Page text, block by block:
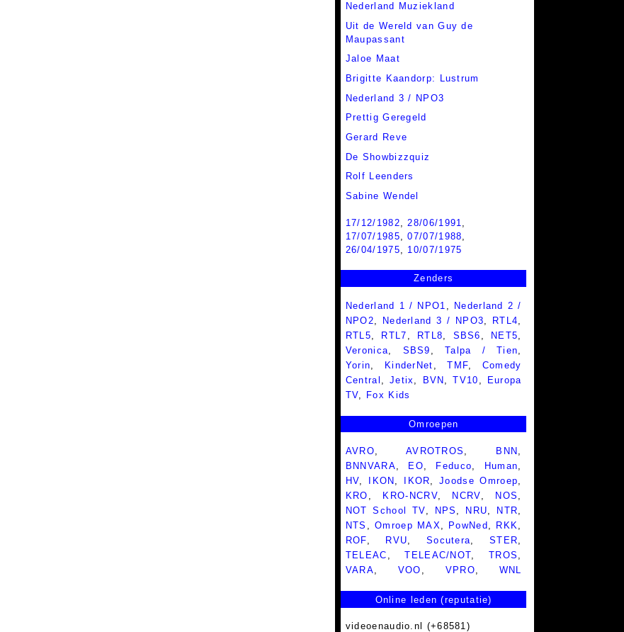
Nederland Muziekland
Uit de Wereld van Guy de
Maupassant
Jaloe Maat
Brigitte Kaandorp: Lustrum
Nederland 3 / NPO3
Prettig Geregeld
Gerard Reve
De Showbizzquiz
Rolf Leenders
Sabine Wendel
17/12/1982,28/06/1991,
17/07/1985,07/07/1988,
26/04/1975, 10/07/1975
Zenders
Nederland 1 / NPO1
Nederland 2 /
NPO2
Nederland 3 / NPO3 RTL4
RTL5
RTL7 RTL8 SBS6 NET5
Veronica
SBS9 ,Talpa / Tien
Yorin
KinderNet ,TMF
Comedy
Central
Jetix BVN ,TV10
Europa
TV
Fox Kids
Omroepen
AVRO, AVROTROS , BNN ,
BNNVARA, EO, Feduco, Human,
HV, IKON , IKOR,Joodse Omroep,
KRO , KRO-NCRV, NCRV, NOS ,
NOT School TV, NPS , NRU, NTR,
NTS ,Omroep MAX, PowNed , RKK,
ROF, RVU, Socutera,STER,
TELEAC ,TELEAC/NOT,TROS ,
VARA, VOO , VPRO, WNL
Online leden (reputatie)
videoenaudio.nl (+68581)